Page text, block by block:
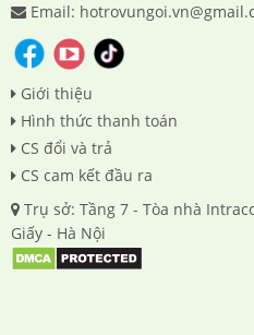
Email:
Giới thiệu
Hình thức thanh toán
CS đổi và trả
CS cam kết đầu ra
Trụ sở: Tầng 7 - Tòa nhà
Giấy - Hà Nội